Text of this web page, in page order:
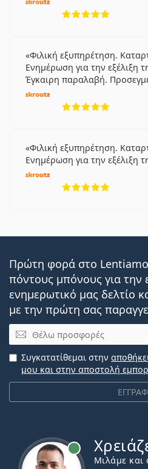
Φιλική εξυπηρέτηση.
Ενημέρωση για την εξέλιξη
Έγκαιρη παραλαβή.
Φιλική εξυπηρέτηση.
Ενημέρωση για την εξέλιξη
Πρώτη φορά στο
πόντους μπόνους για την
ενημερωτικό μας δελτίο
με την πρώτη σας
Email
Συγκατατίθεμαι στην
μου και στην αποστολή
Μιλάμε και